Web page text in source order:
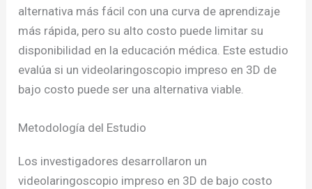
alternativa más fácil con una curva de aprendizaje
más rápida, pero su alto costo puede limitar su
disponibilidad en la educación médica. Este estudio
evalúa si un videolaringoscopio impreso en 3D de
bajo costo puede ser una alternativa viable.
Metodología del Estudio
Los investigadores desarrollaron un
videolaringoscopio impreso en 3D de bajo costo